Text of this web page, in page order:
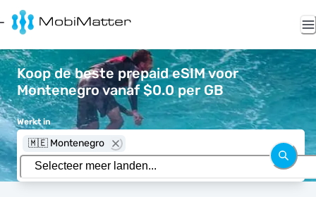
Koop de beste prepaid eSIM voor
Montenegro vanaf $0.0 per GB
Werkt in
🇲🇪 Montenegro